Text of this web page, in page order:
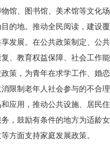
馆、图书馆、美术馆等文化
的地。推动全民阅读，建设
享发展。在公共政策制定、
、教育权益保障、社会工作
策，为青年在求学工作、婚
限制老年人社会参与的不合
应用，推动公共设施、居民
，鼓励有条件的地方为适龄
方面支持家庭发展政策。